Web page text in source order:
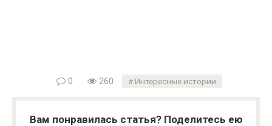
0 260 Интересные истории
Вам понравилась статья? Поделитесь ею